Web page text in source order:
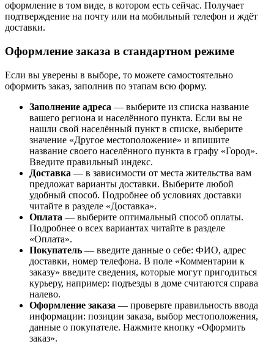
оформление в том виде, в котором есть сейчас. Получает
подтверждение на почту или на мобильный телефон и ждёт
доставки.
Оформление заказа в стандартном режиме
Если вы уверены в выборе, то можете самостоятельно
оформить заказ, заполнив по этапам всю форму.
Заполнение адреса — выберите из списка название
вашего региона и населённого пункта. Если вы не
нашли свой населённый пункт в списке, выберите
значение «Другое местоположение» и впишите
название своего населённого пункта в графу «Город».
Введите правильный индекс.
Доставка — в зависимости от места жительства вам
предложат варианты доставки. Выберите любой
удобный способ. Подробнее об условиях доставки
читайте в разделе «Доставка».
Оплата — выберите оптимальный способ оплаты.
Подробнее о всех вариантах читайте в разделе
«Оплата».
Покупатель — введите данные о себе: ФИО, адрес
доставки, номер телефона. В поле «Комментарии к
заказу» введите сведения, которые могут пригодиться
курьеру, например: подъезды в доме считаются справа
налево.
Оформление заказа — проверьте правильность ввода
информации: позиции заказа, выбор местоположения,
данные о покупателе. Нажмите кнопку «Оформить
заказ».